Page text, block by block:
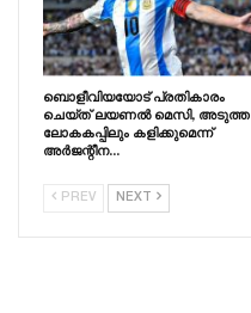
ബൊളീവിയയോട് പ്രതികാരം
ചെയ്‌ത്‌ ലയണൽ മെസി, അടുത്ത
ലോകകപ്പിലും കളിക്കുമെന്ന്
അർജന്റീന…
PREV NEXT